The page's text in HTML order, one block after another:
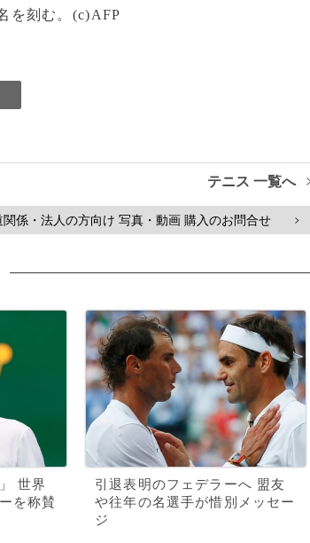
を刻む。(c)AFP
テニス 一覧へ
関係・法人の方向け 写真・動画 購入のお問合せ >
世界
を称賛
引退表明のフェデラーへ 盟友
や往年の名選手が惜別メッセー
ジ